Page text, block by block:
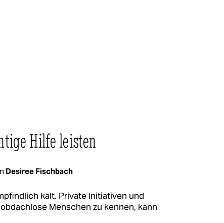
Hilfe leisten
Desiree Fischbach
kalt. Private Initiativen und
Menschen zu kennen, kann